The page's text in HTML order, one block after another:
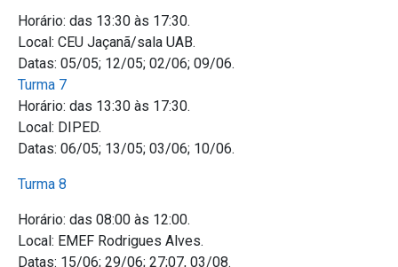
Horário: das 13:30 às 17:30.
Local: CEU Jaçanã/sala UAB.
Datas: 05/05; 12/05; 02/06; 09/06.
Turma 7
Horário: das 13:30 às 17:30.
Local: DIPED.
Datas: 06/05; 13/05; 03/06; 10/06.
Turma 8
Horário: das 08:00 às 12:00.
Local: EMEF Rodrigues Alves.
Datas: 15/06; 29/06; 27;07, 03/08.